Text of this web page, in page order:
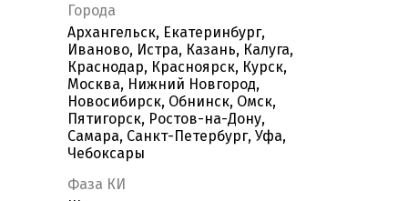
Города
Архангельск, Екатеринбург,
Иваново, Истра, Казань, Калуга,
Краснодар, Красноярск, Курск,
Москва, Нижний Новгород,
Новосибирск, Обнинск, Омск,
Пятигорск, Ростов-на-Дону,
Самара, Санкт-Петербург, Уфа,
Чебоксары
Фаза КИ